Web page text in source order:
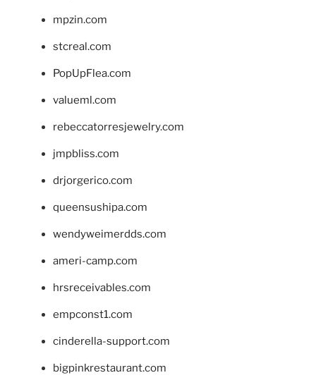
mpzin.com
stcreal.com
PopUpFlea.com
valueml.com
rebeccatorresjewelry.com
jmpbliss.com
drjorgerico.com
queensushipa.com
wendyweimerdds.com
ameri-camp.com
hrsreceivables.com
empconst1.com
cinderella-support.com
bigpinkrestaurant.com